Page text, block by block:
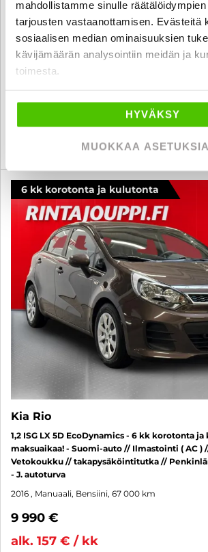
mahdollistamme sinulle
tarjousten vastaanottamisen. Evästeitä
sosiaalisen median ominaisuuksien
kävijämäärän analysointiin meidän ja
toimesta.
HYVÄKSY
MUOKKAA ASETUKSIA
Kia Rio
1,2 ISG LX 5D EcoDynamics - 6 kk korotonta
maksuaikaa! - Näppärä pikku Kia! Ilmastointi,
2012 , Manuaali, Bensiini, 105 000 km
alk. 119 € / kk
KATSO TIEDOT
6 kk korotonta ja kulutonta
Kia Rio
1,2 ISG LX 5D EcoDynamics - 6 kk korotonta
maksuaikaa! - Suomi-auto // Ilmastointi ( AC
Vetokoukku // takapysäköintitutka //
- J. autoturva
2016 , Manuaali, Bensiini, 67 000 km
9 990 €
alk. 157 € / kk